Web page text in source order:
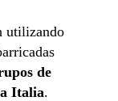
utilizando
de
Italia.